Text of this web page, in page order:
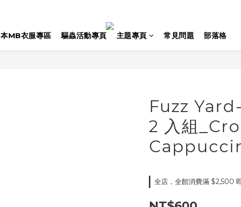
MB衣服專區 驅蟲活動專頁 主題專頁 常見問題 部落格
Fuzz
2 入組
全店，全館消費滿 $2,500